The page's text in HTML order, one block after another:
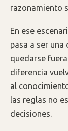
razonamiento
En ese
pasa a ser una
quedarse
diferencia
al
las reglas no
decisiones.